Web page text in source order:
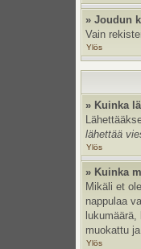
» Joudun
Vain
Ylös
» Kuinka
lähettää
Ylös
» Kuinka
Mikäli et
nappulaa
muokattu
Ylös